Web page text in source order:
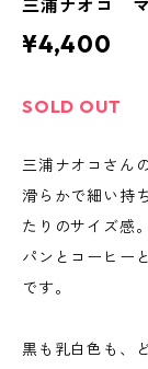
三浦ナオコ
¥4,400
SOLD OUT
三浦ナオコさん
滑らかで細い持
たりのサイズ感。
パンとコーヒー
です。
黒も乳白色も、